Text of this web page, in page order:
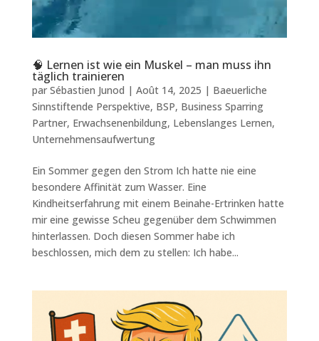
🧠 Lernen ist wie ein Muskel – man muss ihn
täglich trainieren
par Sébastien Junod | Août 14, 2025 | Baeuerliche
Sinnstiftende Perspektive, BSP, Business Sparring
Partner, Erwachsenenbildung, Lebenslanges Lernen,
Unternehmensaufwertung
Ein Sommer gegen den Strom Ich hatte nie eine
besondere Affinität zum Wasser. Eine
Kindheitserfahrung mit einem Beinahe-Ertrinken hatte
mir eine gewisse Scheu gegenüber dem Schwimmen
hinterlassen. Doch diesen Sommer habe ich
beschlossen, mich dem zu stellen: Ich habe...